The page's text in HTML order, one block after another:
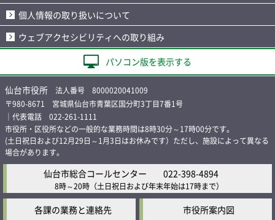
個人情報の取り扱いについて
ウェブアクセシビリティへの取り組み
パソコン版を表示する
仙台市役所 法人番号 8000020041009
〒980-8671 宮城県仙台市青葉区国分町3丁目7番1号
｜代表電話 022-261-1111
市役所・区役所などの一般的な業務時間は8時30分～17時00分です。
(土日祝日および12月29日～1月3日はお休みです）ただし、施設によって異なる
場合があります。
仙台市総合コールセンター 022-398-4894
8時～20時 （土日祝日および年末年始は17時まで）
各課の業務と連絡先 市役所案内図